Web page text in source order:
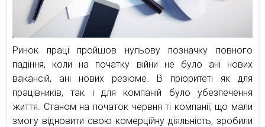
Ринок праці пройшов нульову позначку повного
падіння, коли на початку війни не було ані нових
вакансій, ані нових резюме. В пріоритеті як для
працівників, так і для компаній було убезпечення
життя. Станом на початок червня ті компанії, що мали
змогу відновити свою комерційну діяльність, зробили